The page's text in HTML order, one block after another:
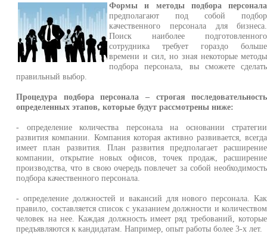
Формы и методы подбора персонала
предполагают под собой подбор
качественного персонала для бизнеса.
Поиск наиболее подготовленного
сотрудника требует гораздо больше
времени и сил, но зная некоторые методы
подбора персонала, вы сможете сделать
правильный выбор.
Процедура подбора персонала – строгая последовательность
определенных этапов, которые будут рассмотрены ниже:
- определение количества персонала на основании стратегии
развития компании. Компания которая активно развивается, всегда
имеет план развития. План развития предполагает расширение
компании, открытие новых офисов, точек продаж, расширение
производства, что в свою очередь повлечет за собой необходимость
подбора качественного персонала.
- определение должностей и вакансий для нового персонала. Как
правило, составляется список с указанием должности и количеством
человек на нее. Каждая должность имеет ряд требований, которые
предъявляются к кандидатам. Например, опыт работы более 3-х лет.